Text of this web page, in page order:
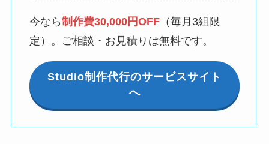
今なら制作費30,000円OFF（毎月3組限
定）。ご相談・お見積りは無料です。
Studio制作代行のサービスサイト
へ